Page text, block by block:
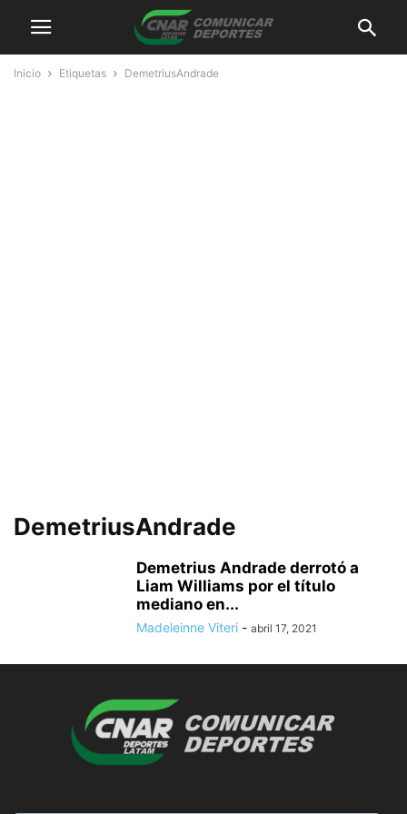
Inicio Etiquetas DemetriusAndrade
DemetriusAndrade
Demetrius Andrade derrotó a
Liam Williams por el título
mediano en...
Madeleinne Viteri - abril 17, 2021